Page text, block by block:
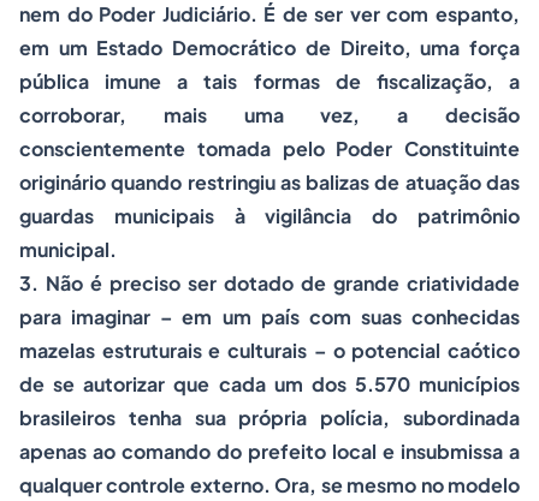
nem do Poder Judiciário. É de ser ver com espanto,
em um Estado Democrático de Direito, uma força
pública imune a tais formas de fiscalização, a
corroborar, mais uma vez, a decisão
conscientemente tomada pelo Poder Constituinte
originário quando restringiu as balizas de atuação das
guardas municipais à vigilância do patrimônio
municipal.
3. Não é preciso ser dotado de grande criatividade
para imaginar – em um país com suas conhecidas
mazelas estruturais e culturais – o potencial caótico
de se autorizar que cada um dos 5.570 municípios
brasileiros tenha sua própria polícia, subordinada
apenas ao comando do prefeito local e insubmissa a
qualquer controle externo. Ora, se mesmo no modelo